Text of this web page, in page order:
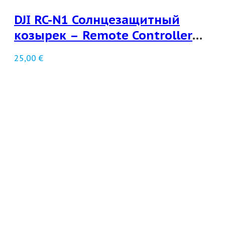
DJI RC-N1 Солнцезащитный
козырек – Remote Controller
25,00 €